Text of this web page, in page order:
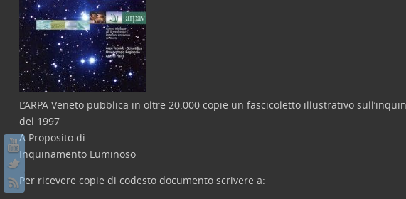
L’ARPA Veneto pubblica in oltre 20.000 copie un fascicoletto illustrativo
del 1997
A Proposito di…
Inquinamento Luminoso
Per ricevere copie di codesto documento scrivere a: